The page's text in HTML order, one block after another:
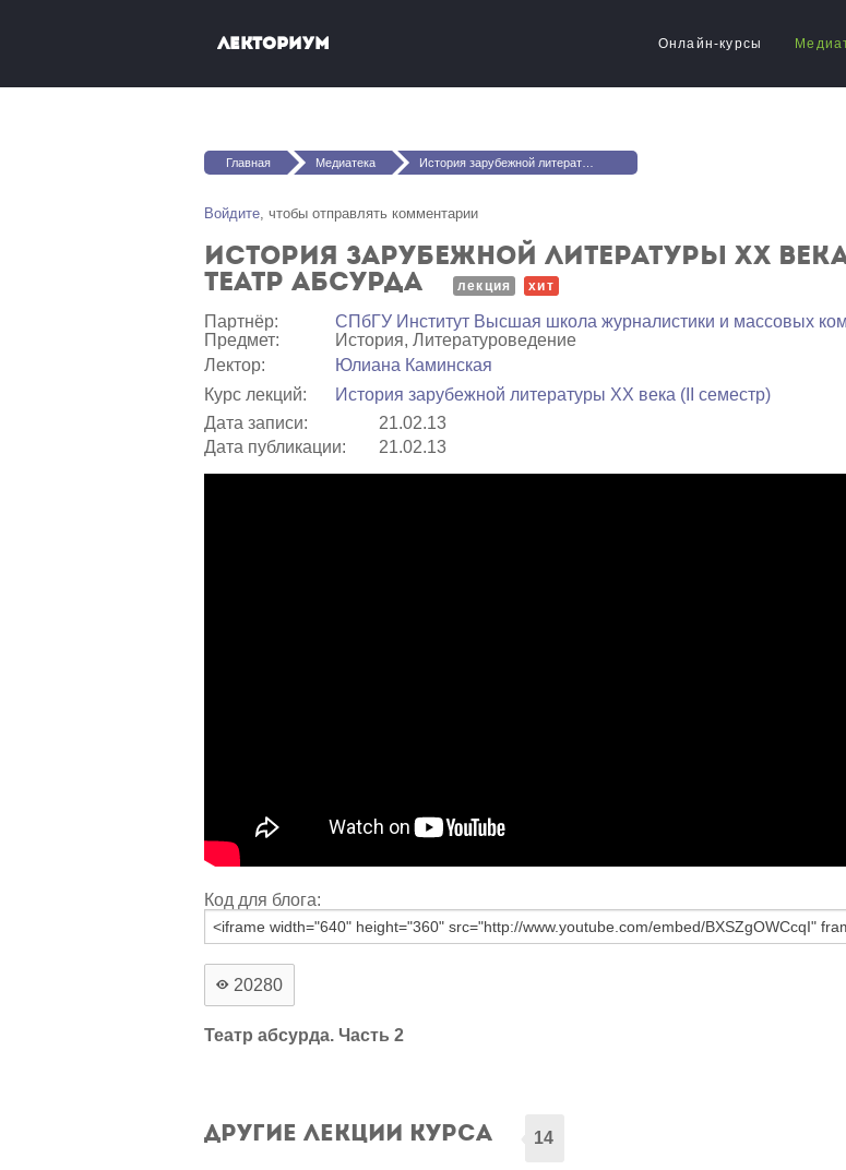
Лекториум Онлайн-курсы
Вы здесь
Главная Медиатека История зарубежной литературы XX века (II семестр). Лекция 2. Театр абсурда
Войдите, чтобы отправлять комментарии
История зарубежной литературы XX
Театр абсурда
лекция хит
Партнёр:
СПбГУ Институт Высшая школа журналистики и массовых
Предмет:
История, Литературоведение
Лектор:
Юлиана Каминская
Курс лекций:
История зарубежной литературы XX века (II семестр)
Дата записи:
21.02.13
Дата публикации:
21.02.13
Код для блога:
20280
Театр абсурда. Часть 2
Другие лекции курса 14